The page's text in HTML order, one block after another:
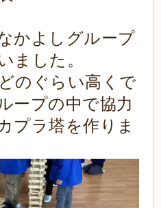
かよしグループ
ました。
のぐらい高くで
ープの中で協力
プラ塔を作りま